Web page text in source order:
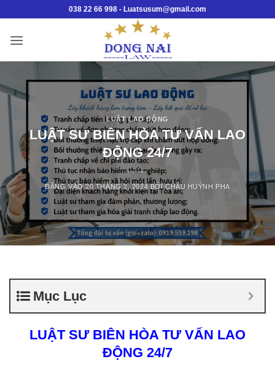
nội
038 22 66 998 - Luatsusum@gmail.com
LUẬT LAO ĐỘNG
LUẬT SƯ BIÊN HÒA TƯ VẤN LAO
ĐỘNG 24/7
ĐĂNG VÀO20 THÁNG 2, 2024 BỞI CHÂU HUỲNH PHA
Mục Lục
LUẬT SƯ BIÊN HÒA TƯ VẤN LAO
ĐỘNG 24/7